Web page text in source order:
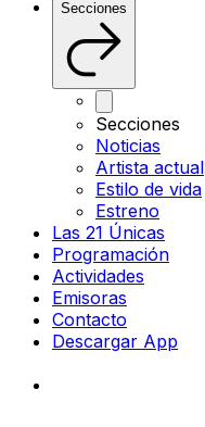
Secciones
Secciones
Noticias
Artista actual
Estilo de vida
Estreno
Las 21 Únicas
Programación
Actividades
Emisoras
Contacto
Descargar App